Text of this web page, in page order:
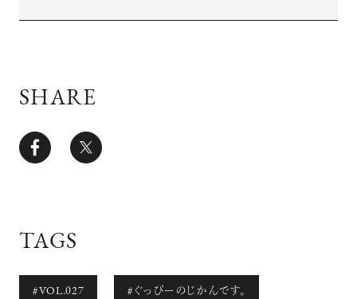
SHARE
TAGS
#VOL.027 #ぐっぴーのじかんです。